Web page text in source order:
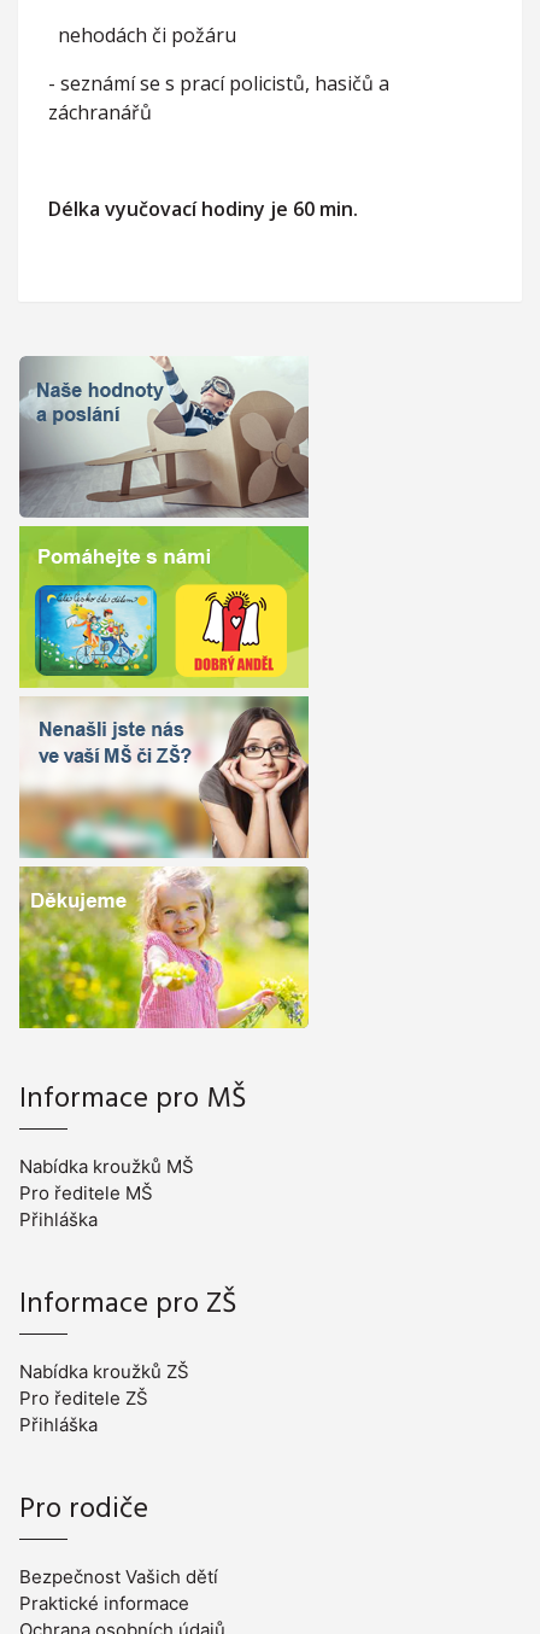
nehodách či požáru
- seznámí se s prací policistů, hasičů a
záchranářů
Délka vyučovací hodiny je 60 min.
Informace pro MŠ
Nabídka kroužků MŠ
Pro ředitele MŠ
Přihláška
Informace pro ZŠ
Nabídka kroužků ZŠ
Pro ředitele ZŠ
Přihláška
Pro rodiče
Bezpečnost Vašich dětí
Praktické informace